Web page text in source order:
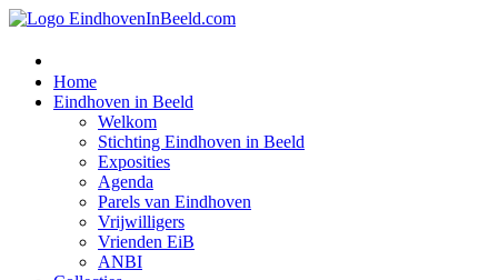
Home
Eindhoven in Beeld
Welkom
Stichting Eindhoven in Beeld
Exposities
Agenda
Parels van Eindhoven
Vrijwilligers
Vrienden EiB
ANBI